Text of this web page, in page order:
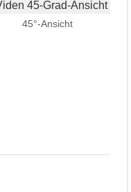
45°-Ansicht